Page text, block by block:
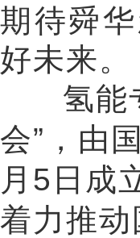
期待舜
好未来。
氢能专
会”，由
月5日成
着力推